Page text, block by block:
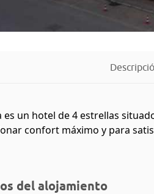
es un hotel de 4 estrellas
confort máximo y para
del alojamiento